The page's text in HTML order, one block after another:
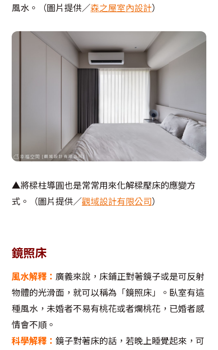
風水。（圖片提供／森之屋室內設計）
▲將樑柱導圓也是常常用來化解樑壓床的應變方
式。（圖片提供／觀域設計有限公司）
鏡照床
風水解釋： 廣義來說，床鋪正對著鏡子或是可反射
物體的光滑面，就可以稱為「鏡照床」。臥室有這
種風水，未婚者不易有桃花或者爛桃花，已婚者感
情會不順。
科學解釋： 鏡子對著床的話，若晚上睡覺起來，可